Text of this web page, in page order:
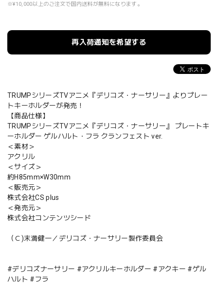
※¥10,000以上のご注文で国内送料が無料になります。
再入荷通知を希望する
TRUMPシリーズTVアニメ『デリコズ・ナーサリー』よりプレー
トキーホルダーが発売！
【商品仕様】
TRUMPシリーズTVアニメ『デリコズ・ナーサリー』 プレートキ
ーホルダー ゲルハルト・フラ クランフェスト ver.
＜素材＞
アクリル
＜サイズ＞
約H85mm×W30mm
＜販売元＞
株式会社CS plus
＜発売元＞
株式会社コンテンツシード
（Ｃ)末満健一／デリコズ・ナーサリー製作委員会
#デリコズナーサリー #アクリルキーホルダー #アクキー #ゲル
ハルト #フラ